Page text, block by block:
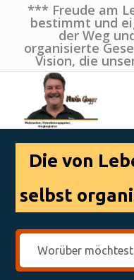
*** Freude am
bestimmt und
der Weg
organisierte
Vision, die
Die von
selbst